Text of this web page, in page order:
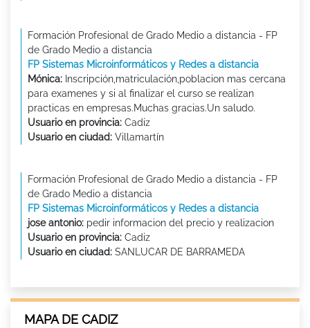
Formación Profesional de Grado Medio a distancia - FP
de Grado Medio a distancia
FP Sistemas Microinformáticos y Redes a distancia
Mónica: Inscripción,matriculación,poblacion mas cercana
para examenes y si al finalizar el curso se realizan
practicas en empresas.Muchas gracias.Un saludo.
Usuario en provincia: Cadiz
Usuario en ciudad: Villamartín
Formación Profesional de Grado Medio a distancia - FP
de Grado Medio a distancia
FP Sistemas Microinformáticos y Redes a distancia
jose antonio: pedir informacion del precio y realizacion
Usuario en provincia: Cadiz
Usuario en ciudad: SANLUCAR DE BARRAMEDA
MAPA DE CADIZ